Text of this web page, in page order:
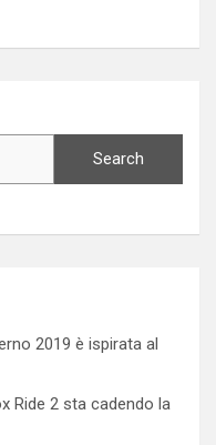
Search
2019 è ispirata al
Ride 2 sta cadendo la